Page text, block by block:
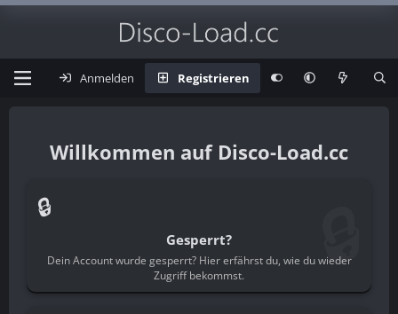
Anmelden Registrieren
Disco-Load.cc
🔒
Gesperrt?
Dein Account wurde gesperrt? Hier erfährst du, wie du wieder
Zugriff bekommst.
🔒